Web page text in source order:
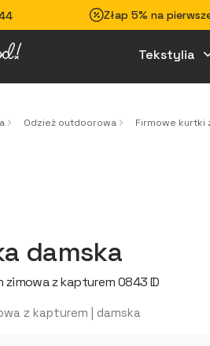
Złap 5% na
Tekstylia
Odzież outdoorowa Firmowe kurtki
damska
zimowa z kapturem 0843 ID
z kapturem | damska